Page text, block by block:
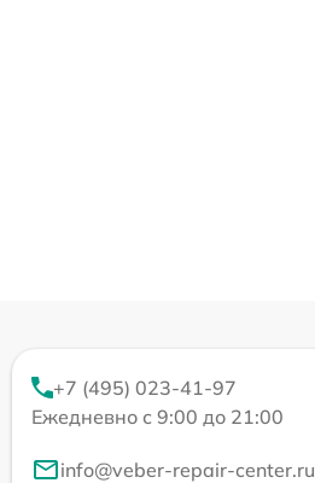
+7 (495) 023-41-97
Ежедневно с 9:00 до 21:00
info@veber-repair-center.ru